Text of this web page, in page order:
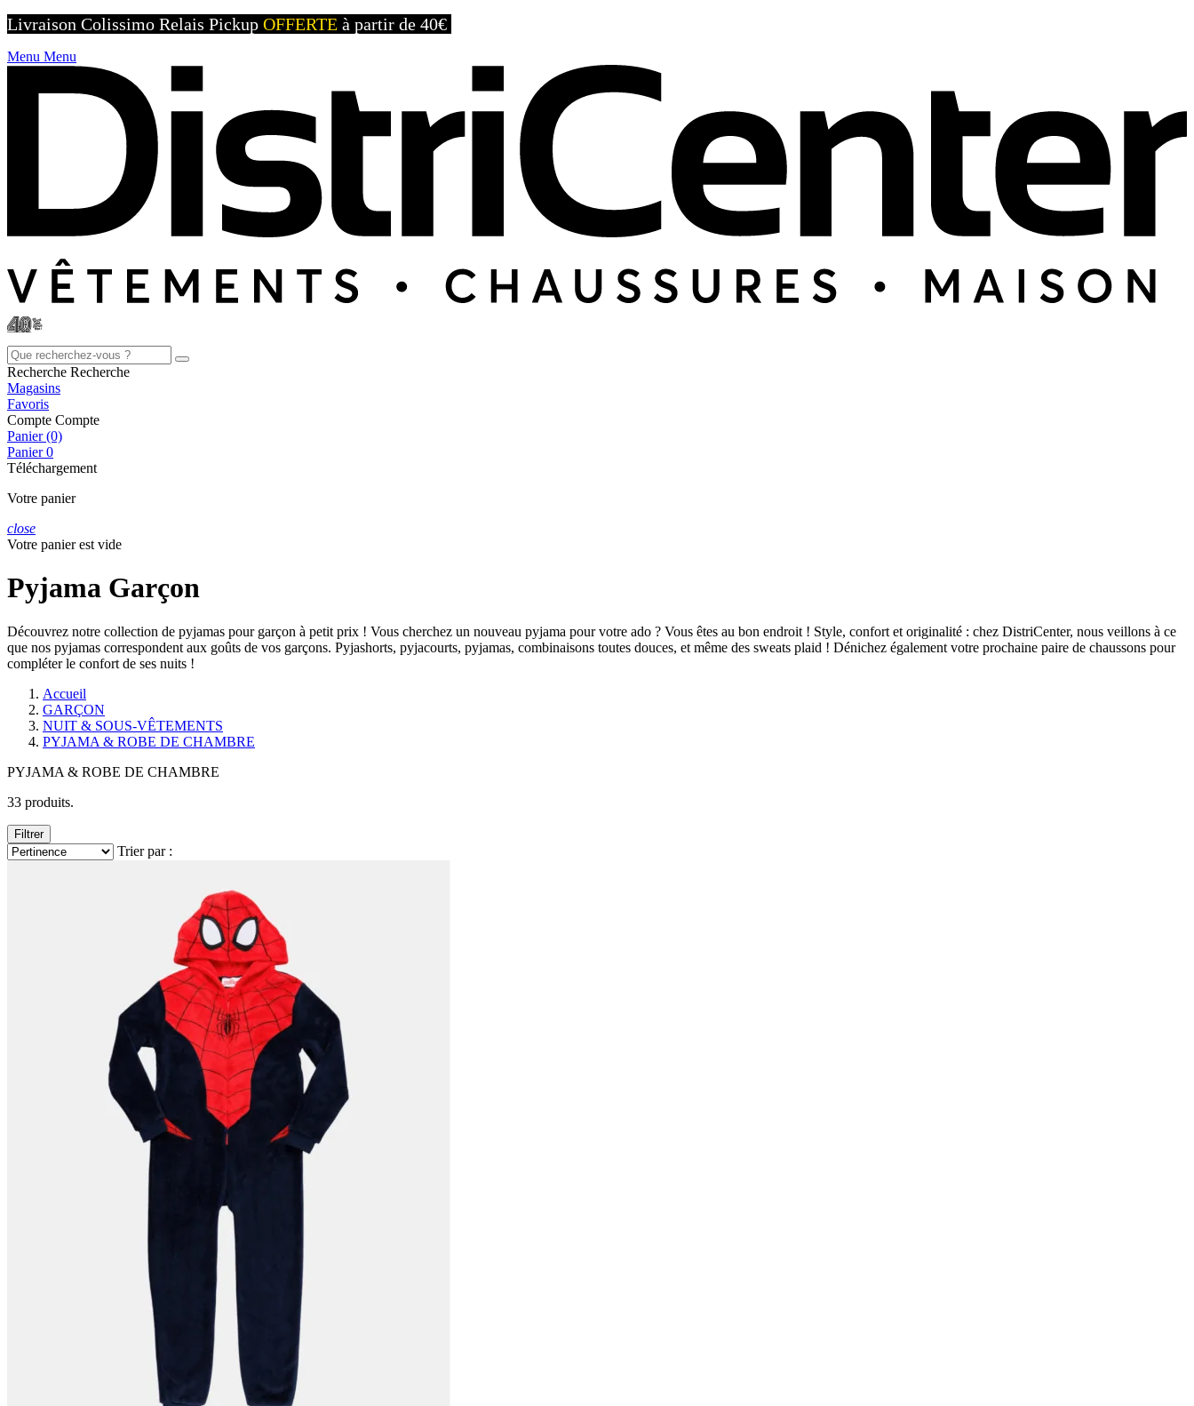
Livraison Colissimo Relais Pickup OFFERTE à partir de 40€
Menu Menu
Recherche Recherche
Magasins
Favoris
Compte Compte
Panier (0)
Panier0
Téléchargement
Votre panier
close
Votre panier est vide
Pyjama Garçon
Découvrez notre collection de pyjamas pour garçon à petit prix ! Vous cherchez un nouveau pyjama pour votre ado ? Vous êtes au bon endroit ! Style, confort et originalité : chez DistriCenter, nous veillons à ce
que nos pyjamas correspondent aux goûts de vos garçons. Pyjashorts, pyjacourts, pyjamas, combinaisons toutes douces, et même des sweats plaid ! Dénichez également votre prochaine paire de chaussons pour
compléter le confort de ses nuits !
Accueil
GARÇON
NUIT & SOUS-VÊTEMENTS
PYJAMA & ROBE DE CHAMBRE
PYJAMA & ROBE DE CHAMBRE
33 produits.
Filtrer
Trier par :